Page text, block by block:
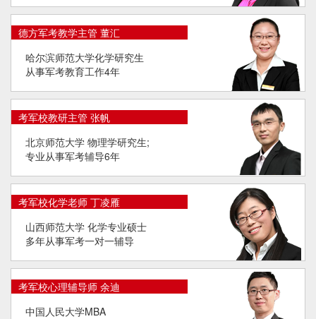
德方军考教学主管 董汇
哈尔滨师范大学化学研究生
从事军考教育工作4年
考军校教研主管 张帆
北京师范大学 物理学研究生;
专业从事军考辅导6年
考军校化学老师 丁凌雁
山西师范大学 化学专业硕士
多年从事军考一对一辅导
考军校心理辅导师 余迪
中国人民大学MBA